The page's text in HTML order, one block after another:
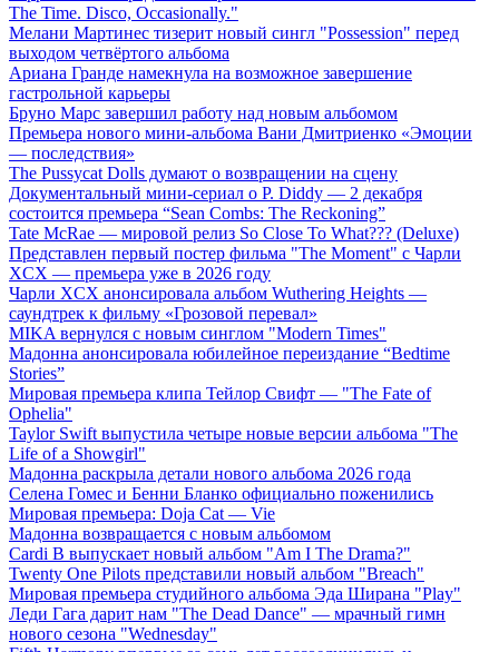
The Time. Disco, Occasionally."
Мелани Мартинес тизерит новый сингл "Possession" перед
выходом четвёртого альбома
Ариана Гранде намекнула на возможное завершение
гастрольной карьеры
Бруно Марс завершил работу над новым альбомом
Премьера нового мини-альбома Вани Дмитриенко «Эмоции
— последствия»
The Pussycat Dolls думают о возвращении на сцену
Документальный мини-сериал о P. Diddy — 2 декабря
состоится премьера “Sean Combs: The Reckoning”
Tate McRae — мировой релиз So Close To What??? (Deluxe)
Представлен первый постер фильма "The Moment" с Чарли
XCX — премьера уже в 2026 году
Чарли XCX анонсировала альбом Wuthering Heights —
саундтрек к фильму «Грозовой перевал»
MIKA вернулся с новым синглом "Modern Times"
Мадонна анонсировала юбилейное переиздание “Bedtime
Stories”
Мировая премьера клипа Тейлор Свифт — "The Fate of
Ophelia"
Taylor Swift выпустила четыре новые версии альбома "The
Life of a Showgirl"
Мадонна раскрыла детали нового альбома 2026 года
Селена Гомес и Бенни Бланко официально поженились
Мировая премьера: Doja Cat — Vie
Мадонна возвращается с новым альбомом
Cardi B выпускает новый альбом "Am I The Drama?"
Twenty One Pilots представили новый альбом "Breach"
Мировая премьера студийного альбома Эда Ширана "Play"
Леди Гага дарит нам "The Dead Dance" — мрачный гимн
нового сезона "Wednesday"